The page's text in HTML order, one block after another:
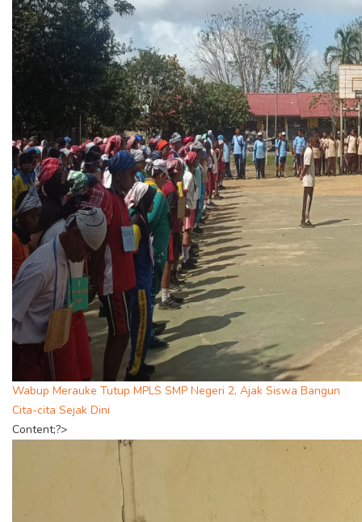
Wabup Merauke Tutup MPLS SMP Negeri 2, Ajak Siswa Bangun
Cita-cita Sejak Dini
Content;?>